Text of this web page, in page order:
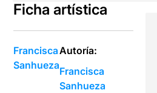
Ficha artística
Francisca
Sanhueza
Autoría:
Francisca
Sanhueza